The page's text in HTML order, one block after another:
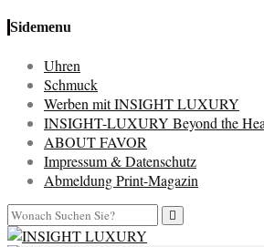
Sidemenu
Uhren
Schmuck
Werben mit INSIGHT LUXURY
INSIGHT-LUXURY Beyond the
ABOUT FAVOR
Impressum & Datenschutz
Abmeldung Print-Magazin